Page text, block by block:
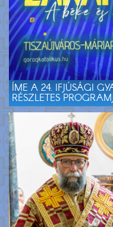
ÍME A 24. IFJÚSÁGI
RÉSZLETES